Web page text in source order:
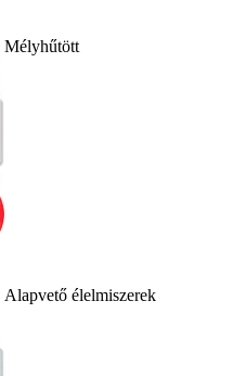
Mélyhűtött
Alapvető élelmiszerek